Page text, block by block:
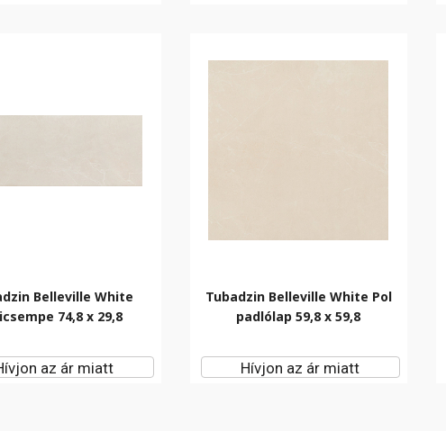
Belleville White
74,8 x 29,8
az ár miatt
Tubadzin Belleville White Pol
padlólap 59,8 x 59,8
Hívjon az ár miatt